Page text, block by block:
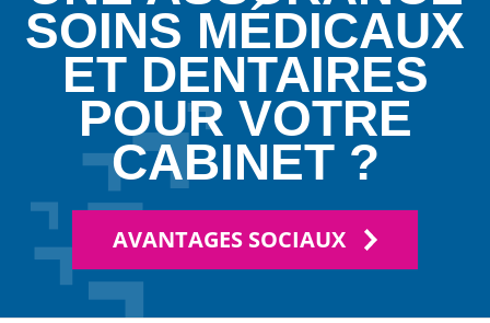
SOINS MÉDICAUX
ET DENTAIRES
POUR VOTRE
CABINET ?
AVANTAGES SOCIAUX